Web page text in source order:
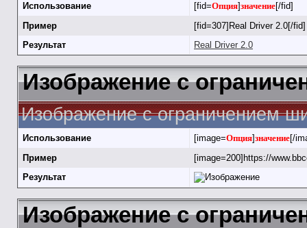
Использование [fid=Опция]значение[/fid]
Пример
[fid=307]Real Driver 2.0[/fid]
Результат
Real Driver 2.0
Изображение с
Изображение с ограничением
Использование [image=Опция]значение[/
Пример
[image=200]https://
Результат
Изображение с